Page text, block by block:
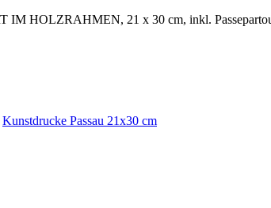
HOLZRAHMEN, 21 x 30 cm, inkl.
Kunstdrucke Passau 21x30 cm